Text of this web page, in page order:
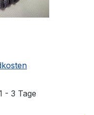
- 3 Tage